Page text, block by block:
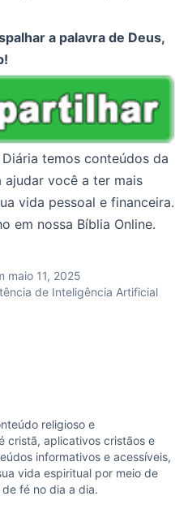
a palavra de Deus,
temos conteúdos da
ajudar você a ter mais
vida pessoal e financeira.
em nossa Bíblia Online.
maio 11, 2025
de Inteligência Artificial
religioso e
cristã, aplicativos cristãos e
informativos e acessíveis,
vida espiritual por meio de
fé no dia a dia.